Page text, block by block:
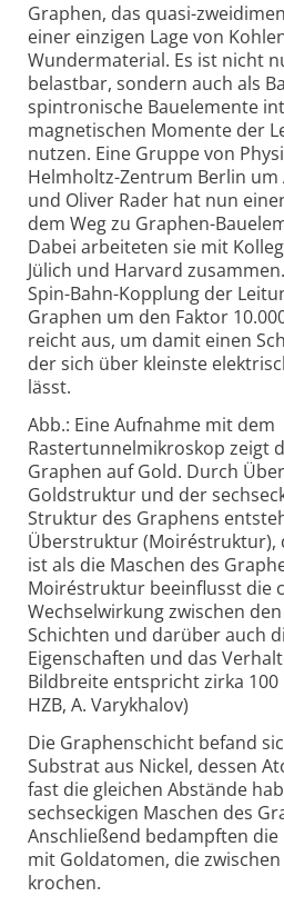
Graphen, das quasi-
einer einzigen Lage von
Wundermaterial. Es ist nicht
belastbar, sondern auch als
spintronische Bauelemente
magnetischen Momente der
nutzen. Eine Gruppe von
Helmholtz-Zentrum Berlin um
und Oliver Rader hat nun
dem Weg zu Graphen-
Dabei arbeiteten sie mit
Jülich und Harvard
Spin-Bahn-Kopplung der
Graphen um den Faktor
reicht aus, um damit einen
der sich über kleinste
lässt.
Abb.: Eine Aufnahme mit dem
Rastertunnelmikroskop zeigt
Graphen auf Gold. Durch
Goldstruktur und der
Struktur des Graphens
Überstruktur (Moiréstruktur),
ist als die Maschen des
Moiréstruktur beeinflusst die
Wechselwirkung zwischen
Schichten und darüber auch
Eigenschaften und das
Bildbreite entspricht zirka
HZB, A. Varykhalov)
Die Graphenschicht befand
Substrat aus Nickel, dessen
fast die gleichen Abstände
sechseckigen Maschen des
Anschließend bedampften die
mit Goldatomen, die
krochen.